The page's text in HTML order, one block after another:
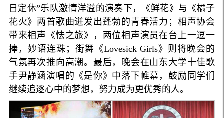
日定休”乐队激情洋溢的演奏下，《鲜花》与《橘子
花火》两首歌曲迸发出蓬勃的青春活力；相声协会
带来相声《怯之旅》，两位相声演员在台上一逗一
捧，妙语连珠；街舞《Lovesick Girls》则将晚会的
气氛再次推向高潮。最后，晚会在山东大学十佳歌
手尹静涵演唱的《是你》中落下帷幕，鼓励同学们
继续追逐心中的梦想，努力成为更优秀的人。